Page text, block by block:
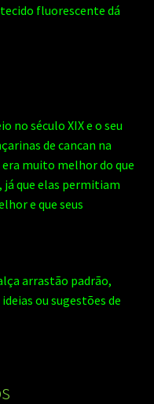
fluorescente dá
no século XIX e o seu
de cancan na
era muito melhor do que
já que elas permitiam
e que seus
arrastão padrão,
ou sugestões de